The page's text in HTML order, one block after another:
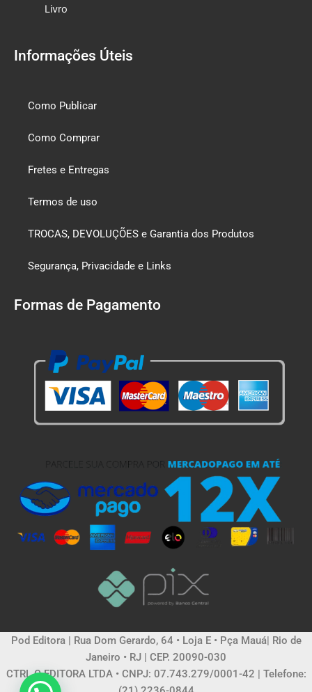
Livro
Informações Úteis
Como Publicar
Como Comprar
Fretes e Entregas
Termos de uso
TROCAS, DEVOLUÇÕES e Garantia dos Produtos
Segurança, Privacidade e Links
Formas de Pagamento
Pod Editora | Rua Dom Gerardo, 64 • Loja E • Pça Mauá| Rio de
Janeiro • RJ | CEP. 20090-030
CTRL C EDITORA LTDA • CNPJ: 07.743.279/0001-42 | Telefone: